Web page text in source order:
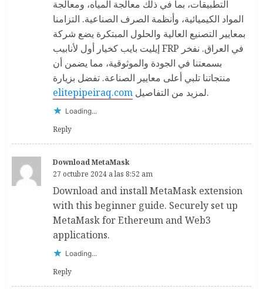
التطبيقات، بما في ذلك معالجة المياه، ومعالجة
المواد الكيميائية، وأنظمة الصرف الصناعية. التزامنا
بمعايير التصنيع العالية والحلول المبتكرة يضع شركة
إيليت بايب كخيار أول لأنابيب FRP في العراق. نفخر
بسمعتنا في الجودة والموثوقية، مما يضمن أن
منتجاتنا تلبي أعلى معايير الصناعة. تفضل بزيارة
elitepipeiraq.com
لمزيد من التفاصيل.
Loading...
Reply
Download MetaMask
27 octubre 2024 a las 8:52 am
Download and install MetaMask extension
with this beginner guide. Securely set up
MetaMask for Ethereum and Web3
applications.
Loading...
Reply